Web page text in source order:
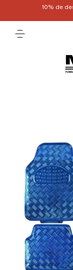
10% de